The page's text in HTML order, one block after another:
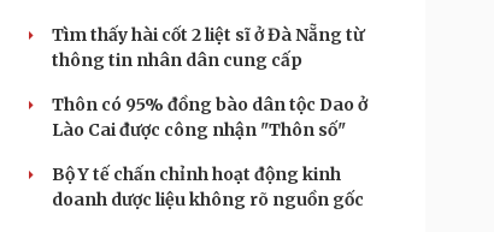
Tìm thấy hài cốt 2 liệt sĩ ở Đà Nẵng từ
thông tin nhân dân cung cấp
Thôn có 95% đồng bào dân tộc Dao ở
Lào Cai được công nhận "Thôn số"
Bộ Y tế chấn chỉnh hoạt động kinh
doanh dược liệu không rõ nguồn gốc